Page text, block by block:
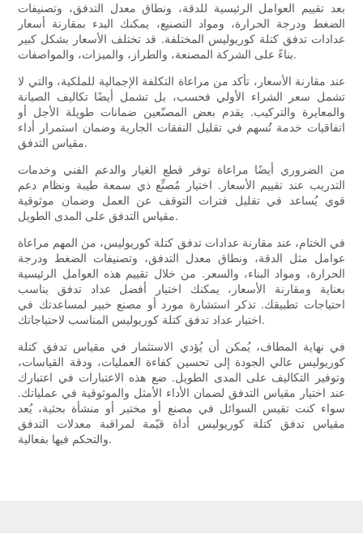
بعد تقييم العوامل الرئيسية للدقة، ونطاق معدل التدفق، وتصنيفات
الضغط ودرجة الحرارة، ومواد التصنيع، يمكنك البدء بمقارنة أسعار
عدادات تدفق كتلة كوريوليس المختلفة. قد تختلف الأسعار بشكل كبير
بناءً على الشركة المصنعة، والطراز، والميزات، والمواصفات.
عند مقارنة الأسعار، تأكد من مراعاة التكلفة الإجمالية للملكية، والتي لا
تشمل سعر الشراء الأولي فحسب، بل تشمل أيضًا تكاليف الصيانة
والمعايرة والتركيب. يقدم بعض المصنّعين ضمانات طويلة الأجل أو
اتفاقيات خدمة تُسهم في تقليل النفقات الجارية وضمان استمرار أداء
مقياس التدفق.
من الضروري أيضًا مراعاة توفر قطع الغيار والدعم الفني وخدمات
التدريب عند تقييم الأسعار. اختيار مُصنِّع ذي سمعة طيبة ونظام دعم
قوي يُساعد في تقليل فترات التوقف عن العمل وضمان موثوقية
مقياس التدفق على المدى الطويل.
في الختام، عند مقارنة عدادات تدفق كتلة كوريوليس، من المهم مراعاة
عوامل مثل الدقة، ونطاق معدل التدفق، وتصنيفات الضغط ودرجة
الحرارة، ومواد البناء، والسعر. من خلال تقييم هذه العوامل الرئيسية
بعناية ومقارنة الأسعار، يمكنك اختيار أفضل عداد تدفق يناسب
احتياجات تطبيقك. تذكر استشارة مورد أو مصنع خبير لمساعدتك في
اختيار عداد تدفق كتلة كوريوليس المناسب لاحتياجاتك.
في نهاية المطاف، يُمكن أن يُؤدي الاستثمار في مقياس تدفق كتلة
كوريوليس عالي الجودة إلى تحسين كفاءة العمليات، ودقة القياسات،
وتوفير التكاليف على المدى الطويل. ضع هذه الاعتبارات في اعتبارك
عند اختيار مقياس التدفق لضمان الأداء الأمثل والموثوقية في عملياتك.
سواء كنت تقيس السوائل في مصنع أو مختبر أو منشأة بحثية، يُعد
مقياس تدفق كتلة كوريوليس أداة قيّمة لمراقبة معدلات التدفق
والتحكم فيها بفعالية.